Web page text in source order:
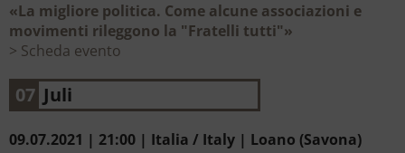
«La migliore politica. Come alcune associazioni e
movimenti rileggono la "Fratelli tutti"»
Scheda evento
07 Juli
09.07.2021 | 21:00 | Italia / Italy | Loano (Savona)